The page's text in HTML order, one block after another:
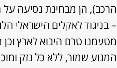
הרכב), הן מבחינת נסיעה על
– בניגוד לאקלים הישראלי
מטעמנו טרם היבוא לארץ
המנוע שמור, ללא כל נזק